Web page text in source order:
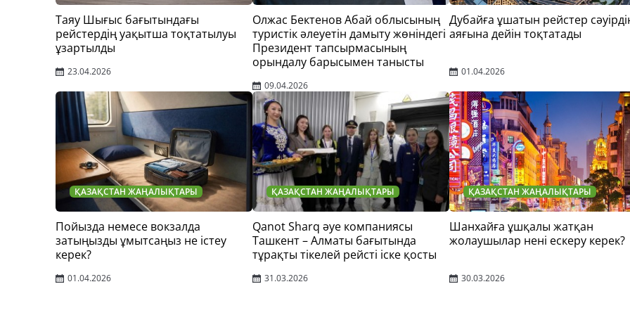
Таяу Шығыс бағытындағы
рейстердің уақытша тоқтатылуы
ұзартылды
23.04.2026
Олжас Бектенов Абай облысының
туристік әлеуетін дамыту жөніндегі
Президент тапсырмасының
орындалу барысымен танысты
09.04.2026
Дубайға ұшатын рейстер
аяғына дейін тоқтатады
01.04.2026
ҚАЗАҚСТАН ЖАҢАЛЫҚТАРЫ
Пойызда немесе вокзалда
затыңызды ұмытсаңыз не істеу
керек?
01.04.2026
ҚАЗАҚСТАН ЖАҢАЛЫҚТАРЫ
Qanot Sharq әуе компаниясы
Ташкент – Алматы бағытында
тұрақты тікелей рейсті іске қосты
31.03.2026
ҚАЗАҚСТАН ЖАҢАЛЫҚТАРЫ
Шанхайға ұшқалы жатқан
жолаушылар нені ескеру керек?
30.03.2026